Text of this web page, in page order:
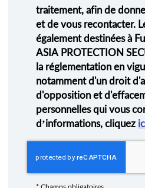
traitement, afin de
et de vous recontacter.
également destinées à
ASIA PROTECTION
la réglementation en
notamment d'un droit
d'opposition et
personnelles qui vous
d’informations, cliquez